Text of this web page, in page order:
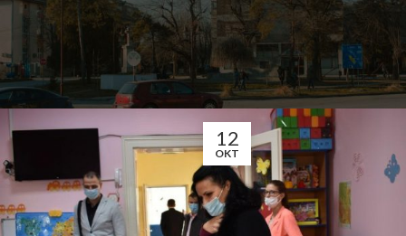
ЧЕТВРТИ РОЂЕНДАН ДНЕВНОГ
БОРАВКА ЗА ЛИЦА СА СМЕТЊАМА У
РАЗВОЈУ
Општина Ковин
12
OKT